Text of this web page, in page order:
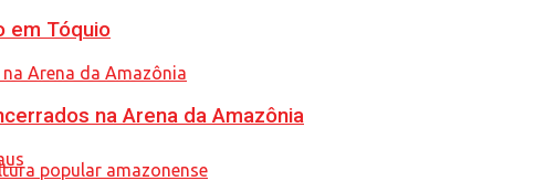
em Tóquio
na Arena da Amazônia